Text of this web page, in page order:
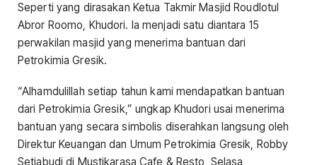
Seperti yang dirasakan Ketua Takmir Masjid Roudlotul
Abror Roomo, Khudori. Ia menjadi satu diantara 15
perwakilan masjid yang menerima bantuan dari
Petrokimia Gresik.
“Alhamdulillah setiap tahun kami mendapatkan bantuan
dari Petrokimia Gresik,” ungkap Khudori usai menerima
bantuan yang secara simbolis diserahkan langsung oleh
Direktur Keuangan dan Umum Petrokimia Gresik, Robby
Setiabudi di Mustikarasa Cafe & Resto, Selasa